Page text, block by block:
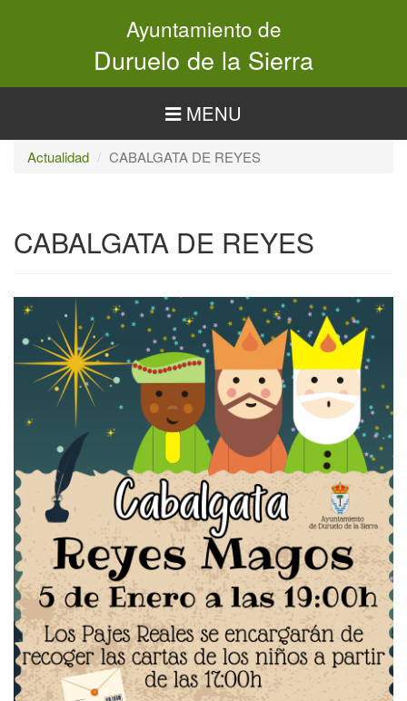
Ayuntamiento de
Duruelo de la Sierra
MENU
Actualidad CABALGATA DE REYES
CABALGATA DE REYES